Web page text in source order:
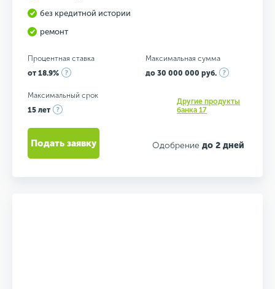
без кредитной истории
ремонт
Процентная ставка
от 18.9%
Максимальная сумма
до 30 000 000 руб.
Максимальный срок
15 лет
Другие продукты
банка 17
Одобрение до 2 дней
Подать заявку